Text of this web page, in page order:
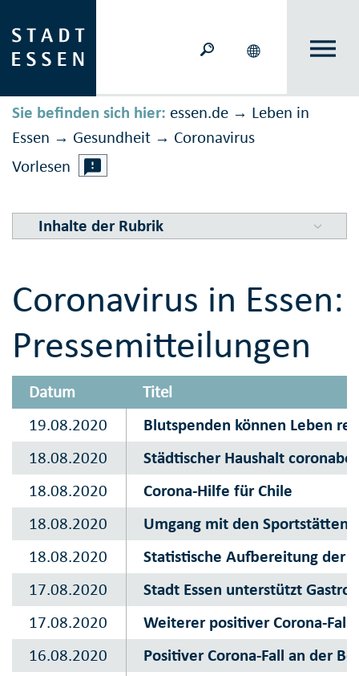
Sie befinden sich hier: essen.de → Leben in
Essen → Gesundheit → Corona­virus
Vorlesen
Inhalte der Rubrik
Coronavirus in Essen:
Pressemitteilungen
Datum Titel
19.08.2020
Blutspenden können Leben
18.08.2020
Städtischer Haushalt
18.08.2020
Corona-Hilfe für Chile
18.08.2020
Umgang mit den
18.08.2020
Statistische Aufbereitung der
17.08.2020
Stadt Essen unterstützt
17.08.2020
Weiterer positiver Corona-Fall
16.08.2020
Positiver Corona-Fall an der